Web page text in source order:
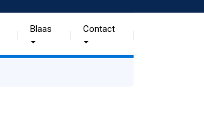
Blaas Contact